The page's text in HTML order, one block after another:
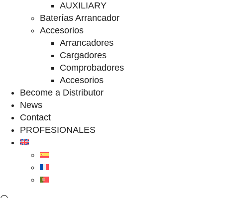
AUXILIARY
Baterías Arrancador
Accesorios
Arrancadores
Cargadores
Comprobadores
Accesorios
Become a Distributor
News
Contact
PROFESIONALES